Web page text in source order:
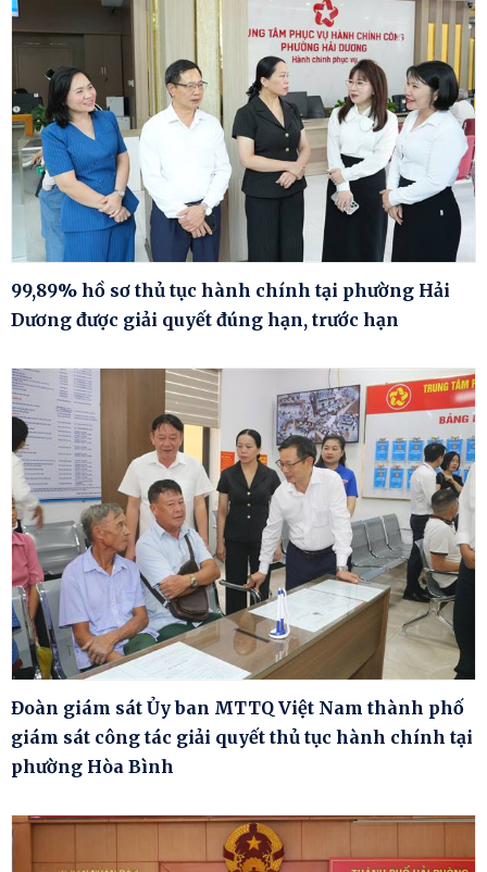
99,89% hồ sơ thủ tục hành chính tại phường Hải
Dương được giải quyết đúng hạn, trước hạn
Đoàn giám sát Ủy ban MTTQ Việt Nam thành phố
giám sát công tác giải quyết thủ tục hành chính tại
phường Hòa Bình